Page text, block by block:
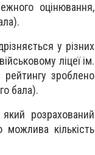
оцінювання,
у різних
ліцеї ім.
зроблено
бала).
розрахований
кількість